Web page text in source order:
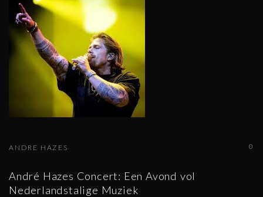
0
ANDRE HAZES
André Hazes Concert: Een Avond vol
Nederlandstalige Muziek